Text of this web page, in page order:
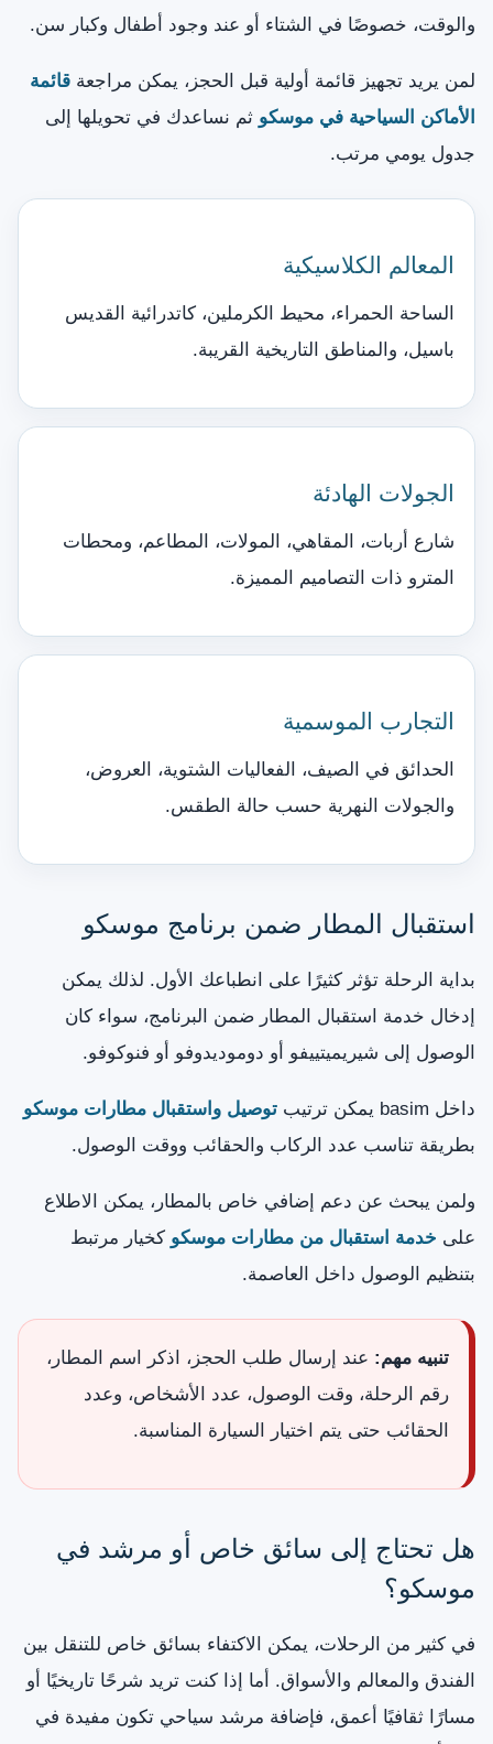
والوقت، خصوصًا في الشتاء أو عند وجود أطفال وكبار سن.
لمن يريد تجهيز قائمة أولية قبل الحجز، يمكن مراجعة قائمة
الأماكن السياحية في موسكو ثم نساعدك في تحويلها إلى
جدول يومي مرتب.
المعالم الكلاسيكية
الساحة الحمراء، محيط الكرملين، كاتدرائية القديس
باسيل، والمناطق التاريخية القريبة.
الجولات الهادئة
شارع أربات، المقاهي، المولات، المطاعم، ومحطات
المترو ذات التصاميم المميزة.
التجارب الموسمية
الحدائق في الصيف، الفعاليات الشتوية، العروض،
والجولات النهرية حسب حالة الطقس.
استقبال المطار ضمن برنامج موسكو
بداية الرحلة تؤثر كثيرًا على انطباعك الأول. لذلك يمكن
إدخال خدمة استقبال المطار ضمن البرنامج، سواء كان
الوصول إلى شيريميتييفو أو دوموديدوفو أو فنوكوفو.
داخل basim يمكن ترتيب
توصيل واستقبال مطارات موسكو
بطريقة تناسب عدد الركاب والحقائب ووقت الوصول.
ولمن يبحث عن دعم إضافي خاص بالمطار، يمكن الاطلاع
على خدمة استقبال من مطارات موسكو كخيار مرتبط
بتنظيم الوصول داخل العاصمة.
تنبيه مهم: عند إرسال طلب الحجز، اذكر اسم المطار،
رقم الرحلة، وقت الوصول، عدد الأشخاص، وعدد
الحقائب حتى يتم اختيار السيارة المناسبة.
هل تحتاج إلى سائق خاص أو مرشد في
موسكو؟
في كثير من الرحلات، يمكن الاكتفاء بسائق خاص للتنقل بين
الفندق والمعالم والأسواق. أما إذا كنت تريد شرحًا تاريخيًا أو
مسارًا ثقافيًا أعمق، فإضافة مرشد سياحي تكون مفيدة في